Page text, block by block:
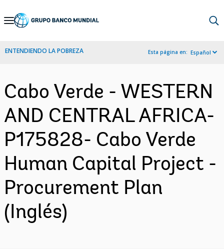
Skip
Navigation
ENTENDIENDO LA POBREZA Esta página en: Español
Cabo Verde - WESTERN
AND CENTRAL AFRICA-
P175828- Cabo Verde
Human Capital Project -
Procurement Plan
(Inglés)